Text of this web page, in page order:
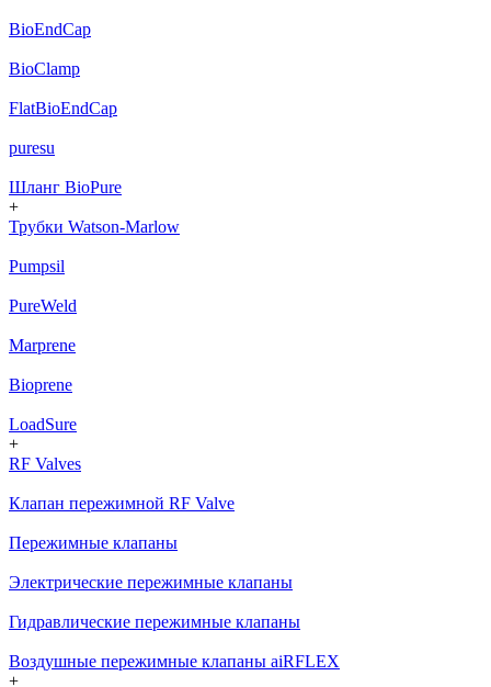
BioEndCap
BioClamp
FlatBioEndCap
puresu
Шланг BioPure
+
Трубки Watson-Marlow
Pumpsil
PureWeld
Marprene
Bioprene
LoadSure
+
RF Valves
Клапан пережимной RF Valve
Пережимные клапаны
Электрические пережимные клапаны
Гидравлические пережимные клапаны
Воздушные пережимные клапаны aiRFLEX
+